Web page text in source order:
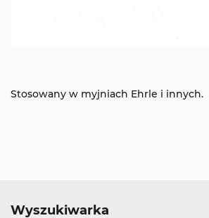
Stosowany w myjniach Ehrle i innych.
Wyszukiwarka